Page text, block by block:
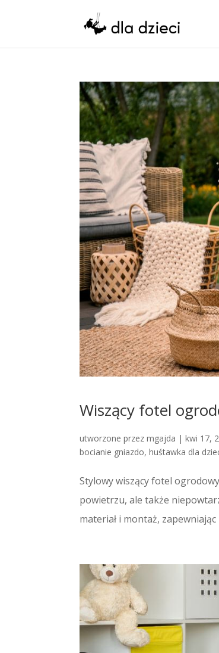
Wiszący fotel
utworzone przezmgajda |kwi 17,
bocianie gniazdo,huśtawka dla
Stylowy wiszący fotel
powietrzu, ale także
materiał i montaż,